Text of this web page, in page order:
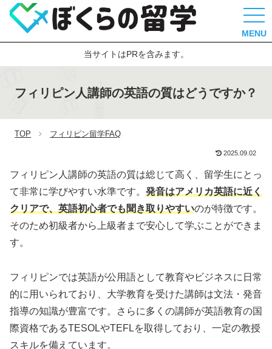
MENU
当サイトはPRを含みます。
フィリピン人講師の英語の質はどうですか？
TOP フィリピン留学FAQ
2025.09.02
フィリピン人講師の英語の質は総じて高く、留学生にとっ
て非常に学びやすい水準です。 発音はアメリカ英語に近く
クリアで、英語初心者でも聞き取りやすいのが特徴です。
そのため初級者から上級者まで安心して学ぶことができま
す。
フィリピンでは英語が公用語として教育やビジネスに日常
的に用いられており、大学教育を受けた講師は文法・発音
指導の知識が豊富です。さらに多くの講師が英語教育の国
際資格であるTESOLやTEFLを取得しており、一定の教授
スキルを備えています。